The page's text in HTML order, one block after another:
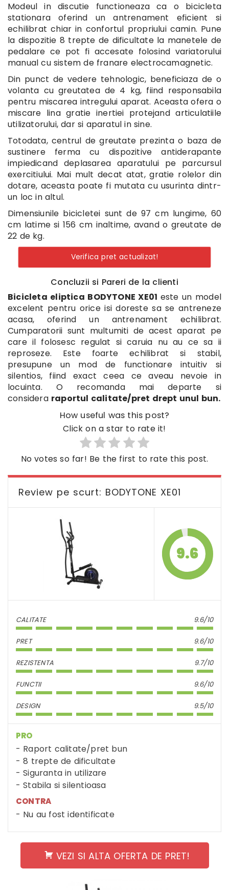
Modeul in discutie functioneaza ca o bicicleta
stationara oferind un antrenament eficient si
echilibrat chiar in confortul propriului camin. Pune
la dispozitie 8 trepte de dificultate la manetele de
pedalare ce pot fi accesate folosind variatorului
manual cu sistem de franare electrocamagnetic.
Din punct de vedere tehnologic, beneficiaza de o
volanta cu greutatea de 4 kg, fiind responsabila
pentru miscarea intregului aparat. Aceasta ofera o
miscare lina gratie inertiei protejand articulatiile
utilizatorului, dar si aparatul in sine.
Totodata, centrul de greutate prezinta o baza de
sustinere ferma cu dispozitive antiderapante
impiedicand deplasarea aparatului pe parcursul
exercitiului. Mai mult decat atat, gratie rolelor din
dotare, aceasta poate fi mutata cu usurinta dintr-
un loc in altul.
Dimensiunile bicicletei sunt de 97 cm lungime, 60
cm latime si 156 cm inaltime, avand o greutate de
22 de kg.
Verifica pret actualizat!
Concluzii si Pareri de la clienti
Bicicleta eliptica BODYTONE XE01 este un model
excelent pentru orice isi doreste sa se antreneze
acasa, oferind un antrenament echilibrat.
Cumparatorii sunt multumiti de acest aparat pe
care il folosesc regulat si caruia nu au ce sa ii
reproseze. Este foarte echilibrat si stabil,
presupune un mod de functionare intuitiv si
silentios, fiind exact ceea ce aveau nevoie in
locuinta. O recomanda mai departe si
considera raportul calitate/pret drept unul bun.
How useful was this post?
Click on a star to rate it!
No votes so far! Be the first to rate this post.
Review pe scurt: BODYTONE XE01
9.6
CALITATE 9.6/10
PRET 9.6/10
REZISTENTA 9.7/10
FUNCTII 9.6/10
DESIGN 9.5/10
PRO
Raport calitate/pret bun
8 trepte de dificultate
Siguranta in utilizare
Stabila si silentioasa
CONTRA
Nu au fost identificate
VEZI SI ALTA OFERTA DE PRET!